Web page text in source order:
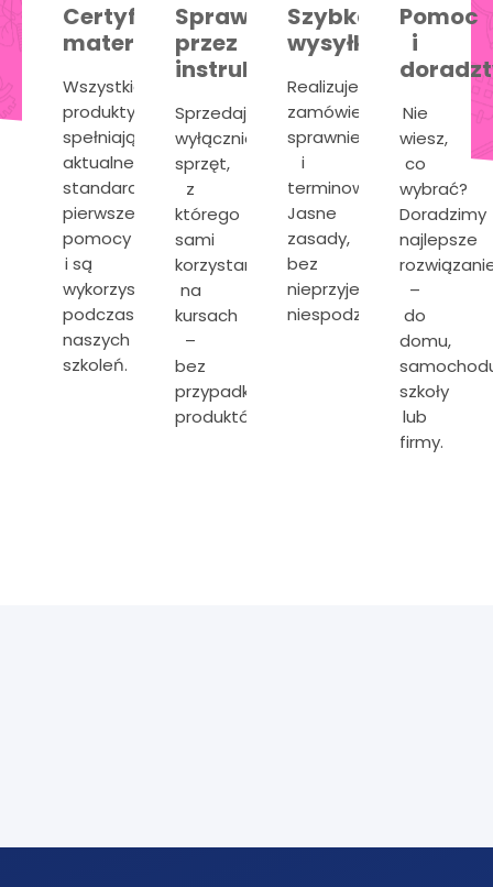
Certyfikowane
materiały
Wszystkie
produkty
spełniają
aktualne
standardy
pierwszej
pomocy
i są
wykorzystywane
podczas
naszych
szkoleń.
Sprawdzone
przez
instruktorów
Sprzedajemy
wyłącznie
sprzęt,
z
którego
sami
korzystamy
na
kursach
–
bez
przypadkowych
produktów.
Szybka
wysyłka
Realizujemy
zamówienia
sprawnie
i
terminowo.
Jasne
zasady,
bez
nieprzyjemnych
niespodzianek.
Pomoc
i
Nie
wiesz,
co
wybrać?
Doradzimy
najlepsze
–
do
domu,
szkoły
lub
firmy.